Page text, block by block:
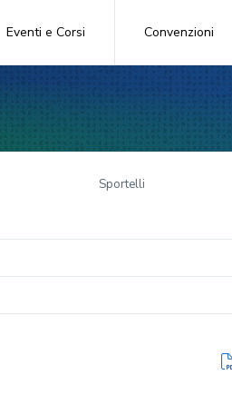
Eventi e Corsi Convenzioni
Sportelli